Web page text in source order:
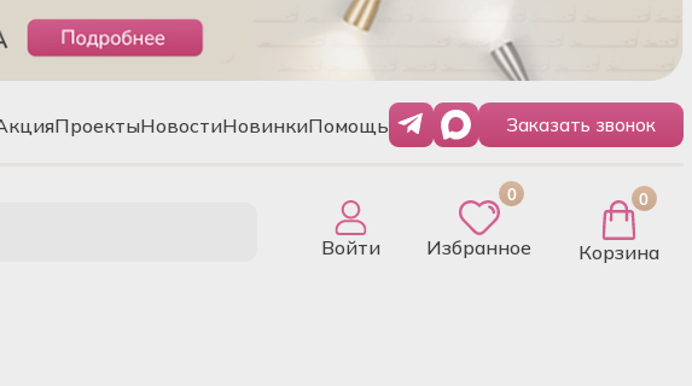
ПроектыНовостиНовинкиПомощь Заказать звонок
Войти
0
Избранное
0
Корзина